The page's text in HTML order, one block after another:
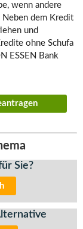
wenn andere
dem Kredit
und
ohne Schufa
ESSEN Bank
Sie?